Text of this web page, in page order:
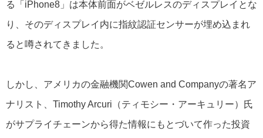
る「iPhone8」は本体前面がベゼルレスのディスプレイとな
り、そのディスプレイ内に指紋認証センサーが埋め込まれ
ると噂されてきました。
しかし、アメリカの金融機関Cowen and Companyの著名ア
ナリスト、Timothy Arcuri（ティモシー・アーキュリー）氏
がサプライチェーンから得た情報にもとづいて作った投資